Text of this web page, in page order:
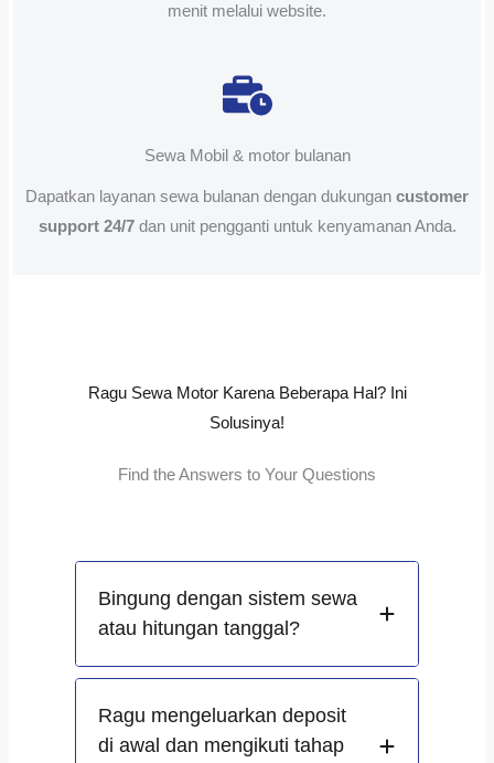
menit melalui website.
Sewa Mobil & motor bulanan
Dapatkan layanan sewa bulanan dengan dukungan customer
support 24/7dan unit pengganti untuk kenyamanan Anda.
Ragu Sewa Motor Karena Beberapa Hal? Ini
Solusinya!
Find the Answers to Your Questions
Bingung dengan sistem sewa
atau hitungan tanggal?
Ragu mengeluarkan deposit
di awal dan mengikuti tahap